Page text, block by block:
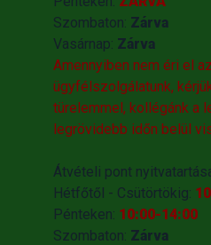
Szombaton: Zárva
Vasárnap: Zárva
Amennyiben nem éri el
ügyfélszolgálatunk,
türelemmel, kollégánk a
legrövidebb időn belül
Átvételi pont
Hétfőtől - Csütörtökig:
Pénteken: 10:00-14:00
Szombaton: Zárva